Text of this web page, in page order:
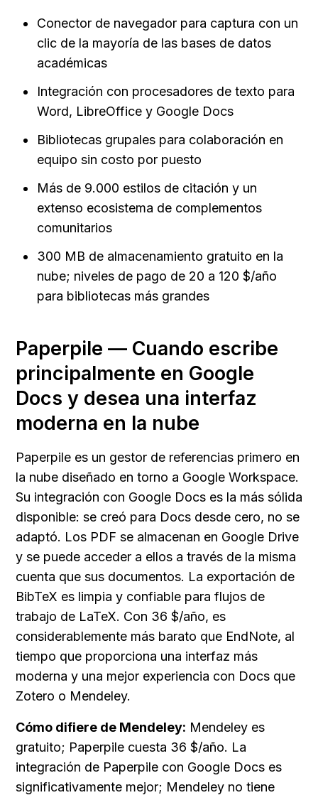
Conector de navegador para captura con un
clic de la mayoría de las bases de datos
académicas
Integración con procesadores de texto para
Word, LibreOffice y Google Docs
Bibliotecas grupales para colaboración en
equipo sin costo por puesto
Más de 9.000 estilos de citación y un
extenso ecosistema de complementos
comunitarios
300 MB de almacenamiento gratuito en la
nube; niveles de pago de 20 a 120 $/año
para bibliotecas más grandes
Paperpile — Cuando escribe
principalmente en Google
Docs y desea una interfaz
moderna en la nube
Paperpile es un gestor de referencias primero en
la nube diseñado en torno a Google Workspace.
Su integración con Google Docs es la más sólida
disponible: se creó para Docs desde cero, no se
adaptó. Los PDF se almacenan en Google Drive
y se puede acceder a ellos a través de la misma
cuenta que sus documentos. La exportación de
BibTeX es limpia y confiable para flujos de
trabajo de LaTeX. Con 36 $/año, es
considerablemente más barato que EndNote, al
tiempo que proporciona una interfaz más
moderna y una mejor experiencia con Docs que
Zotero o Mendeley.
Cómo difiere de Mendeley: Mendeley es
gratuito; Paperpile cuesta 36 $/año. La
integración de Paperpile con Google Docs es
significativamente mejor; Mendeley no tiene